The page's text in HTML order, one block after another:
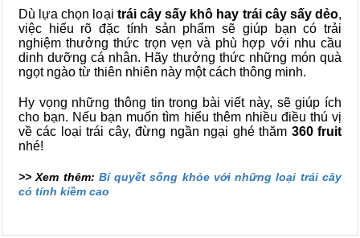
Dù lựa chọn loại trái cây sấy khô hay trái cây sấy dẻo,
việc hiểu rõ đặc tính sản phẩm sẽ giúp bạn có trải
nghiệm thưởng thức trọn vẹn và phù hợp với nhu cầu
dinh dưỡng cá nhân. Hãy thưởng thức những món quà
ngọt ngào từ thiên nhiên này một cách thông minh.
Hy vọng những thông tin trong bài viết này, sẽ giúp ích
cho bạn. Nếu bạn muốn tìm hiểu thêm nhiều điều thú vị
về các loại trái cây, đừng ngần ngại ghé thăm 360 fruit
nhé!
>> Xem thêm: Bí quyết sống khỏe với những loại trái cây
có tính kiềm cao